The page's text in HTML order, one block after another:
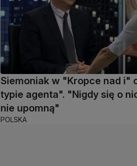
Siemoniak w "Kropce nad i"
typie agenta". "Nigdy się o
nie upomną"
POLSKA